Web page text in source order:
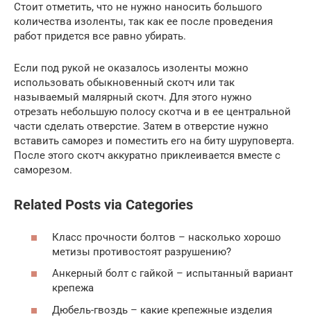
Стоит отметить, что не нужно наносить большого
количества изоленты, так как ее после проведения
работ придется все равно убирать.
Если под рукой не оказалось изоленты можно
использовать обыкновенный скотч или так
называемый малярный скотч. Для этого нужно
отрезать небольшую полосу скотча и в ее центральной
части сделать отверстие. Затем в отверстие нужно
вставить саморез и поместить его на биту шуруповерта.
После этого скотч аккуратно приклеивается вместе с
саморезом.
Related Posts via Categories
Класс прочности болтов – насколько хорошо
метизы противостоят разрушению?
Анкерный болт с гайкой – испытанный вариант
крепежа
Дюбель-гвоздь – какие крепежные изделия